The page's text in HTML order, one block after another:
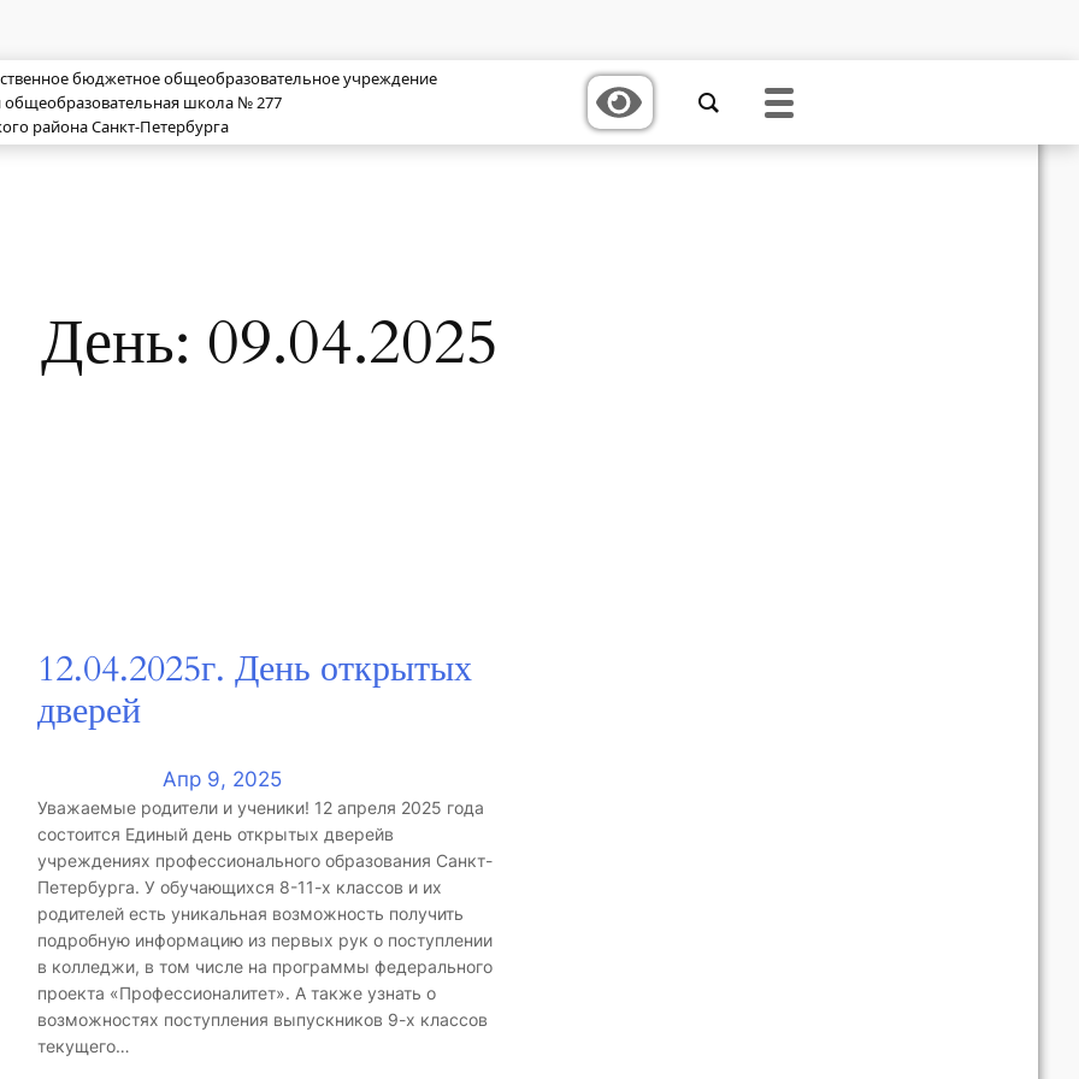
бюджетное общеобразовательное учреждение
общеобразовательная школа № 277
района Санкт-Петербурга
День: 09.04.2025
12.04.2025г. День открытых
дверей
Апр 9, 2025
Уважаемые родители и ученики! 12 апреля 2025 года
состоится Единый день открытых дверейв
учреждениях профессионального образования Санкт-
Петербурга. У обучающихся 8-11-х классов и их
родителей есть уникальная возможность получить
подробную информацию из первых рук о поступлении
в колледжи, в том числе на программы федерального
проекта «Профессионалитет». А также узнать о
возможностях поступления выпускников 9-х классов
текущего…